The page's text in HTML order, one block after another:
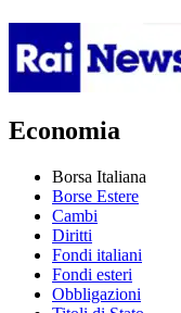
Economia
Borsa Italiana
Borse Estere
Cambi
Diritti
Fondi italiani
Fondi esteri
Obbligazioni